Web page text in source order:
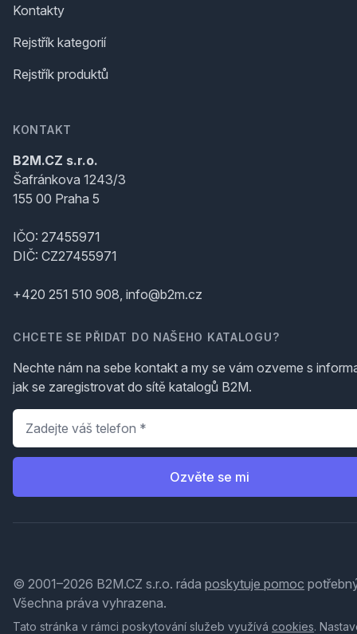
Kontakty
Rejstřík kategorií
Rejstřík produktů
KONTAKT
B2M.CZ s.r.o.
Šafránkova 1243/3
155 00 Praha 5
IČO: 27455971
DIČ: CZ27455971
+420 251 510 908, info@b2m.cz
CHCETE SE PŘIDAT DO NAŠEHO KATALOGU?
Nechte nám na sebe kontakt a my se vám ozveme s
jak se zaregistrovat do sítě katalogů B2M.
Telefon
Ozvěte se mi
© 2001–2026 B2M.CZ s.r.o. ráda poskytuje pomoc
Všechna práva vyhrazena.
Tato stránka v rámci poskytování služeb využívá cookies.